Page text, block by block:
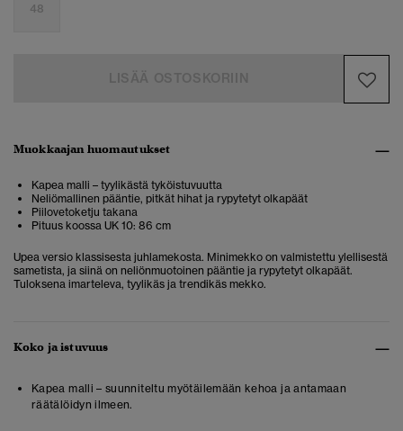
48
Muokkaajan huomautukset
Kapea malli – tyylikästä tyköistuvuutta
Neliömallinen pääntie, pitkät hihat ja rypytetyt olkapäät
Piilovetoketju takana
Pituus koossa UK 10: 86 cm
Upea versio klassisesta juhlamekosta. Minimekko on valmistettu ylellisestä
sametista, ja siinä on neliönmuotoinen pääntie ja rypytetyt olkapäät.
Tuloksena imarteleva, tyylikäs ja trendikäs mekko.
Koko ja istuvuus
Kapea malli – suunniteltu myötäilemään kehoa ja antamaan
räätälöidyn ilmeen.